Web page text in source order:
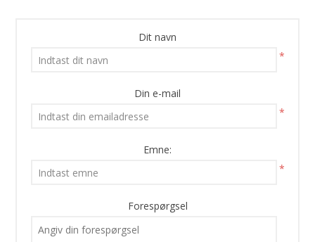
Dit navn
*
Din e-mail
*
Emne:
*
Forespørgsel